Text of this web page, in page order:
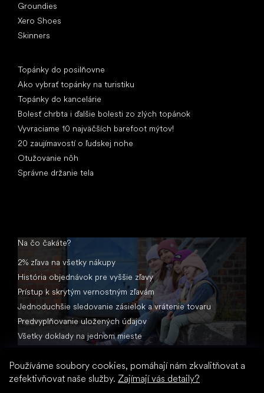
Používáme soubory cookies, pomáhají nám zkvalitňovat a
zefektivňovat naše služby. Zajímají vás detaily?
Groundies
Xero Shoes
Skinners
Topánky do posilňovne
Ako vybrať topánky na turistiku
Topánky do kancelárie
Bolesť chrbta i ďalšie bolesti zo zlých topánok
Vyvraciame 10 najväčších barefoot mýtov!
20 zaujímavostí o ľudskej nohe
Otužovanie nôh
Správne držanie tela
Na čo čakáte?
2% zľava na všetky nákupy
História objednávok pre vyššie zľavy
Prístup k skrytým vernostným zľavám
Jednoduchšie sledovanie zásielok a vrátenie tovaru
Predvyplňovanie uložených údajov
Všetky doklady na jednom mieste